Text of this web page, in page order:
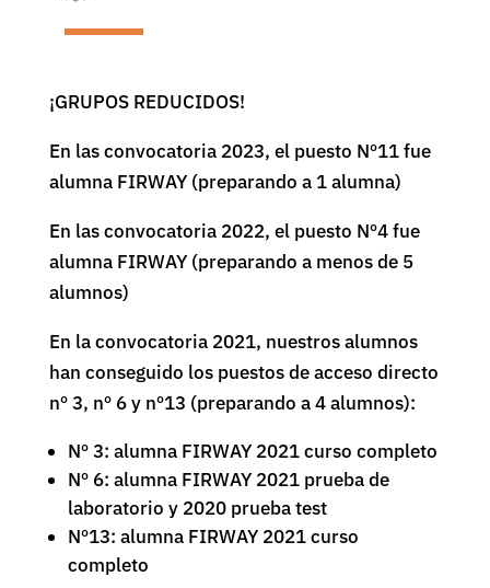
¡GRUPOS REDUCIDOS!
En las convocatoria 2023, el puesto Nº11 fue
alumna FIRWAY (preparando a 1 alumna)
En las convocatoria 2022, el puesto Nº4 fue
alumna FIRWAY (preparando a menos de 5
alumnos)
En la convocatoria 2021, nuestros alumnos
han conseguido los puestos de acceso directo
nº 3, nº 6 y nº13 (preparando a 4 alumnos):
Nº 3: alumna FIRWAY 2021 curso completo
Nº 6: alumna FIRWAY 2021 prueba de
laboratorio y 2020 prueba test
Nº13: alumna FIRWAY 2021 curso
completo